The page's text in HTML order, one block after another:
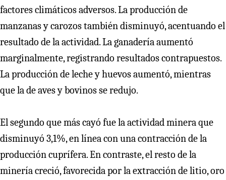
factores climáticos adversos. La producción de
manzanas y carozos también disminuyó, acentuando el
resultado de la actividad. La ganadería aumentó
marginalmente, registrando resultados contrapuestos.
La producción de leche y huevos aumentó, mientras
que la de aves y bovinos se redujo.
El segundo que más cayó fue la actividad minera que
disminuyó 3,1%, en línea con una contracción de la
producción cuprífera. En contraste, el resto de la
minería creció, favorecida por la extracción de litio, oro